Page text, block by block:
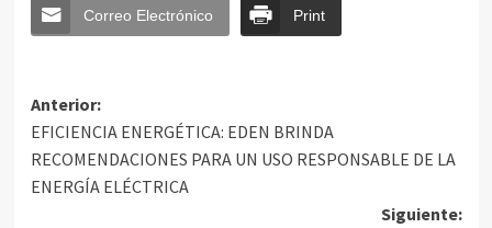
Correo Electrónico Print
Anterior:
EFICIENCIA ENERGÉTICA: EDEN BRINDA
RECOMENDACIONES PARA UN USO RESPONSABLE DE LA
ENERGÍA ELÉCTRICA
Siguiente: